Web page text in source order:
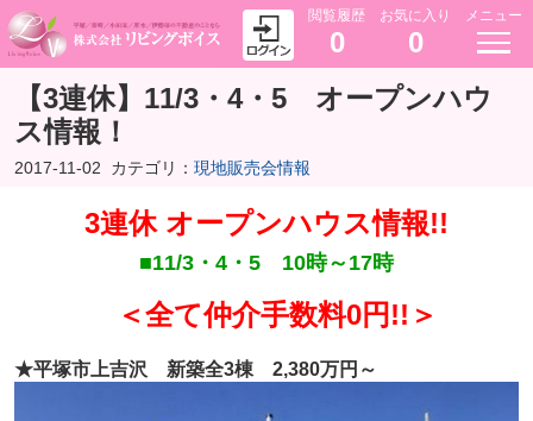
閲覧履歴
0
お気に入り
0
メニュー
【3連休】11/3・4・5 オープンハウ
ス情報！
2017-11-02 カテゴリ： 現地販売会情報
3連休 オープンハウス情報!!
■11/3・4・5 10時～17時
＜全て仲介手数料0円!!＞
★平塚市上吉沢 新築全3棟 2,380万円～